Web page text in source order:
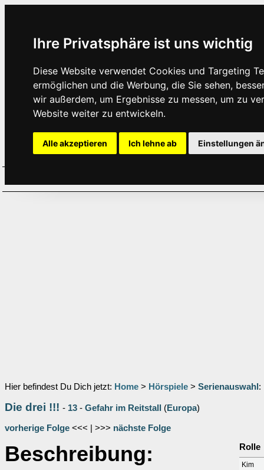
Ihre Privatsphäre ist uns wichtig
Diese Website verwendet Cookies und Targeting
ermöglichen und die Werbung, die Sie sehen,
wir außerdem, um Ergebnisse zu messen, um zu
Website weiter zu entwickeln.
Alle akzeptieren Ich lehne ab Einstellungen
Hier befindest Du Dich jetzt: Home > Hörspiele > Serienauswahl :
Die drei !!! - 13 - Gefahr im Reitstall (Europa)
vorherige Folge <<< | >>> nächste Folge
Beschreibung: Rolle
Kim